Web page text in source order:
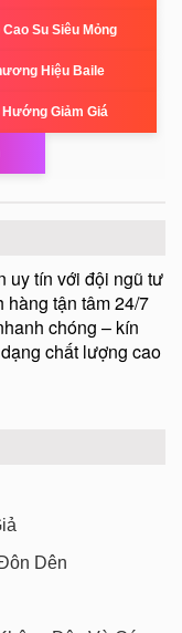
Cao Su Siêu Mỏng
Hiệu Baile
Hướng Giảm Giá
uy tín với đội ngũ tư
hàng tận tâm 24/7
chóng – kín
chất lượng cao
Dên